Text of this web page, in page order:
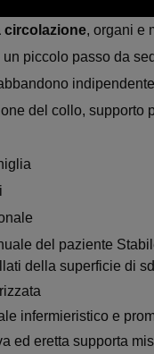
circolazione, organi e
un piccolo passo da
del collo,
del paziente
della superficie di
infermieristico e
ed eretta supporta